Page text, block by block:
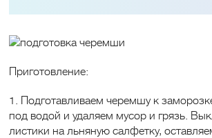
Приготовление:
1. Подготавливаем черемшу к
под водой и удаляем мусор и грязь.
листики на льняную салфетку,